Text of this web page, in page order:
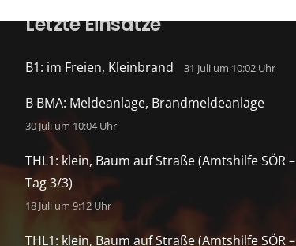
Letzte Einsätze
B1: im Freien, Kleinbrand 31 Juli um 10:02 Uhr
B BMA: Meldeanlage, Brandmeldeanlage
30 Juli um 10:04 Uhr
THL1: klein, Baum auf Straße (Amtshilfe SÖR –
Tag 3/3)
18 Juli um 9:12 Uhr
THL1: klein, Baum auf Straße (Amtshilfe SÖR –